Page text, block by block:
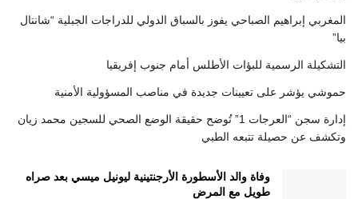
المغربي إبراهيم الصباحي يفوز بالسباق الدولي للدراجات الجبلية “شانتال
بيا”
التشكيلة الرسمية للبؤات الأطلس أمام جنوب إفريقيا
حموشي يؤشر على تعيينات جديدة في مناصب المسؤولية الأمنية
إدارة سجن “العرجات 1” تُوضح حقيقة الوضع الصحي للسجين محمد زيان
وتكشف عن حصيلة تتبعه الطبي
وفاة والد الأسطورة الأرجنتينية ليونيل ميسي بعد صراه
طويل مع المرض